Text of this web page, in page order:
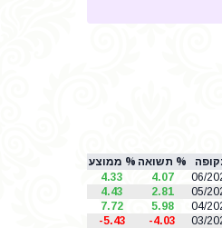
% תשואה % ממוצע
06/
4.07
4.33
05/
2.81
4.43
04/
5.98
7.72
03/
-4.03
-5.43